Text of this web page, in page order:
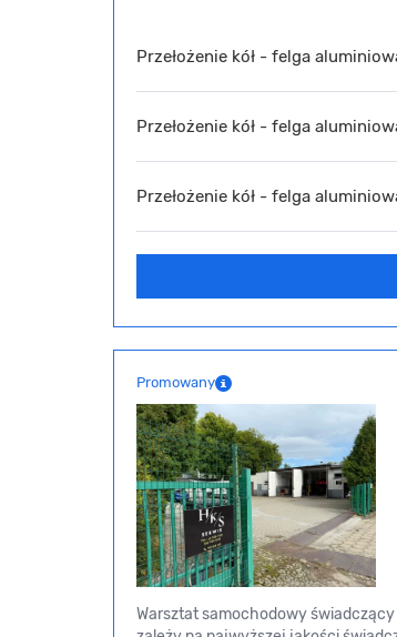
Przełożenie kół - felga
Przełożenie kół - felga
Przełożenie kół - felga
Promowany
Warsztat samochodowy